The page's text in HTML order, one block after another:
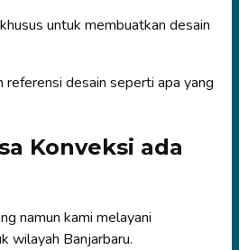
untuk membuatkan desain
referensi desain seperti apa yang
Konveksi ada
namun kami melayani
wilayah Banjarbaru.